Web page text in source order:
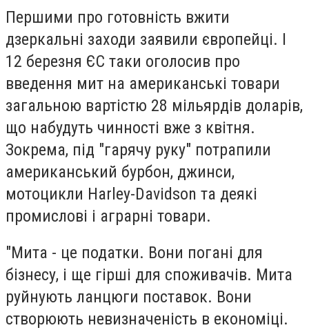
Першими про готовність вжити
дзеркальні заходи заявили європейці. І
12 березня ЄС таки оголосив про
введення мит на американські товари
загальною вартістю 28 мільярдів доларів,
що набудуть чинності вже з квітня.
Зокрема, під "гарячу руку" потрапили
американський бурбон, джинси,
мотоцикли Harley-Davidson та деякі
промислові і аграрні товари.
"Мита - це податки. Вони погані для
бізнесу, і ще гірші для споживачів. Мита
руйнують ланцюги поставок. Вони
створюють невизначеність в економіці.